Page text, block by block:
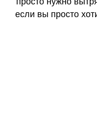
если вы просто